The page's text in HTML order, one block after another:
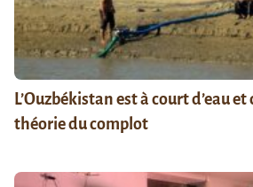
L’Ouzbékistan est à court d’eau et
théorie du complot